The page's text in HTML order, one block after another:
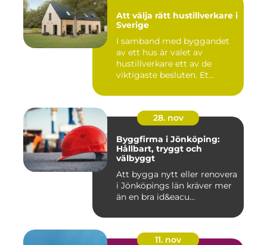
Att välja rätt hustillverkare i
Sverige
I samband med byggandet
av ett hus är valet av
hustillverkare ett av de
viktigaste besluten. Et...
28. nov
Byggfirma i Jönköping:
Hållbart, tryggt och
välbyggt
Att bygga nytt eller renovera
i Jönköpings län kräver mer
än en bra id&eacu...
11. nov